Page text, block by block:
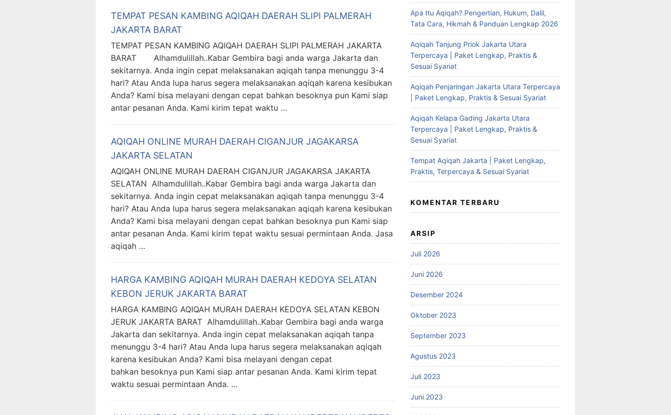
TEMPAT PESAN KAMBING AQIQAH DAERAH SLIPI PALMERAH
JAKARTA BARAT
TEMPAT PESAN KAMBING AQIQAH DAERAH SLIPI PALMERAH JAKARTA
BARAT Alhamdulillah..Kabar Gembira bagi anda warga Jakarta dan
sekitarnya. Anda ingin cepat melaksanakan aqiqah tanpa menunggu 3-4
hari? Atau Anda lupa harus segera melaksanakan aqiqah karena kesibukan
Anda? Kami bisa melayani dengan cepat bahkan besoknya pun Kami siap
antar pesanan Anda. Kami kirim tepat waktu …
AQIQAH ONLINE MURAH DAERAH CIGANJUR JAGAKARSA
JAKARTA SELATAN
AQIQAH ONLINE MURAH DAERAH CIGANJUR JAGAKARSA JAKARTA
SELATAN Alhamdulillah..Kabar Gembira bagi anda warga Jakarta dan
sekitarnya. Anda ingin cepat melaksanakan aqiqah tanpa menunggu 3-4
hari? Atau Anda lupa harus segera melaksanakan aqiqah karena kesibukan
Anda? Kami bisa melayani dengan cepat bahkan besoknya pun Kami siap
antar pesanan Anda. Kami kirim tepat waktu sesuai permintaan Anda. Jasa
aqiqah …
HARGA KAMBING AQIQAH MURAH DAERAH KEDOYA SELATAN
KEBON JERUK JAKARTA BARAT
HARGA KAMBING AQIQAH MURAH DAERAH KEDOYA SELATAN KEBON
JERUK JAKARTA BARAT Alhamdulillah..Kabar Gembira bagi anda warga
Jakarta dan sekitarnya. Anda ingin cepat melaksanakan aqiqah tanpa
menunggu 3-4 hari? Atau Anda lupa harus segera melaksanakan aqiqah
karena kesibukan Anda? Kami bisa melayani dengan cepat
bahkan besoknya pun Kami siap antar pesanan Anda. Kami kirim tepat
waktu sesuai permintaan Anda. …
Apa Itu Aqiqah? Pengertian, Hukum, Dalil,
Tata Cara, Hikmah & Panduan Lengkap 2026
Aqiqah Tanjung Priok Jakarta Utara
Terpercaya | Paket Lengkap, Praktis &
Sesuai Syariat
Aqiqah Penjaringan Jakarta Utara Terpercaya
| Paket Lengkap, Praktis & Sesuai Syariat
Aqiqah Kelapa Gading Jakarta Utara
Terpercaya | Paket Lengkap, Praktis &
Sesuai Syariat
Tempat Aqiqah Jakarta | Paket Lengkap,
Praktis, Terpercaya & Sesuai Syariat
KOMENTAR TERBARU
ARSIP
Juli 2026
Juni 2026
Desember 2024
Oktober 2023
September 2023
Agustus 2023
Juli 2023
Juni 2023